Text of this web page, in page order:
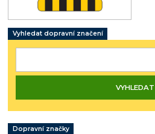
Vyhledat dopravní značení
Dopravní značky